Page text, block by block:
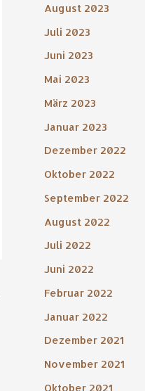
August 2023
Juli 2023
Juni 2023
Mai 2023
März 2023
Januar 2023
Dezember 2022
Oktober 2022
September 2022
August 2022
Juli 2022
Juni 2022
Februar 2022
Januar 2022
Dezember 2021
November 2021
Oktober 2021